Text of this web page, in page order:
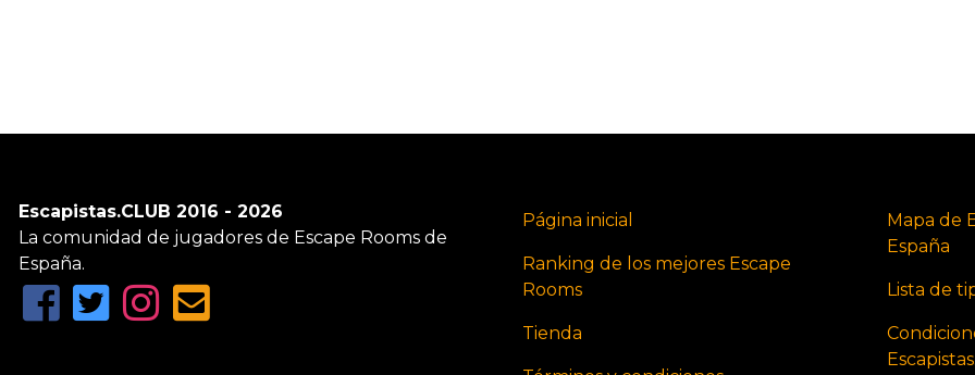
Escapistas.CLUB 2016 - 2026
La comunidad de jugadores de Escape Rooms de
España.
Página inicial
Ranking de los mejores Escape
Rooms
Tienda
Mapa de
España
Lista de